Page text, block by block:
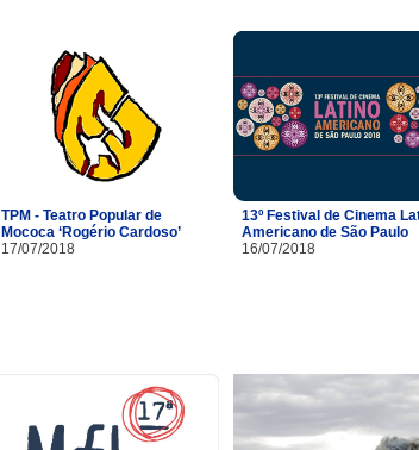
TPM - Teatro Popular de
Mococa ‘Rogério Cardoso’
17/07/2018
13º Festival de Cinema
Americano de São Paulo
16/07/2018